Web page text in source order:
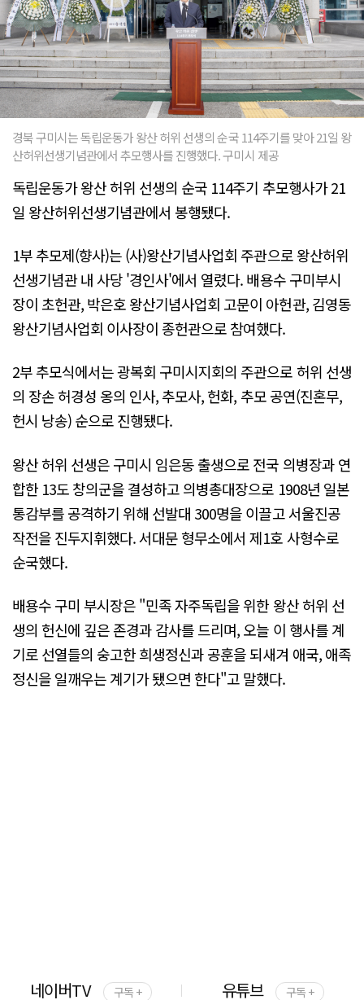
경북 구미시는 독립운동가 왕산 허위 선생의 순국 114주기를 맞아 21일 왕
산허위선생기념관에서 추모행사를 진행했다. 구미시 제공
독립운동가 왕산 허위 선생의 순국 114주기 추모행사가 21
일 왕산허위선생기념관에서 봉행됐다.
1부 추모제(향사)는 (사)왕산기념사업회 주관으로 왕산허위
선생기념관 내 사당 '경인사'에서 열렸다. 배용수 구미부시
장이 초헌관, 박은호 왕산기념사업회 고문이 아헌관, 김영동
왕산기념사업회 이사장이 종헌관으로 참여했다.
2부 추모식에서는 광복회 구미시지회의 주관으로 허위 선생
의 장손 허경성 옹의 인사, 추모사, 헌화, 추모 공연(진혼무,
헌시 낭송) 순으로 진행됐다.
왕산 허위 선생은 구미시 임은동 출생으로 전국 의병장과 연
합한 13도 창의군을 결성하고 의병총대장으로 1908년 일본
통감부를 공격하기 위해 선발대 300명을 이끌고 서울진공
작전을 진두지휘했다. 서대문 형무소에서 제1호 사형수로
순국했다.
배용수 구미 부시장은 "민족 자주독립을 위한 왕산 허위 선
생의 헌신에 깊은 존경과 감사를 드리며, 오늘 이 행사를 계
기로 선열들의 숭고한 희생정신과 공훈을 되새겨 애국, 애족
정신을 일깨우는 계기가 됐으면 한다"고 말했다.
네이버TV 구독 + 유튜브 구독 +